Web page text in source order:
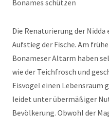
Bonames schützen
Die Renaturierung der
Aufstieg der Fische. Am
Bonameser Altarm haben
wie der Teichfrosch und
Eisvogel einen Lebensraum
leidet unter übermäßiger
Bevölkerung. Obwohl der